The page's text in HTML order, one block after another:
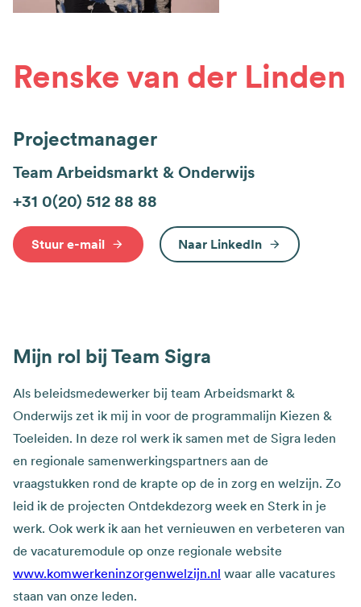
Renske van der Linden
Projectmanager
Team Arbeidsmarkt & Onderwijs
+31 0(20) 512 88 88
Stuur e-mail Naar LinkedIn
Mijn rol bij Team Sigra
Als beleidsmedewerker bij team Arbeidsmarkt &
Onderwijs zet ik mij in voor de programmalijn Kiezen &
Toeleiden. In deze rol werk ik samen met de Sigra leden
en regionale samenwerkingspartners aan de
vraagstukken rond de krapte op de in zorg en welzijn. Zo
leid ik de projecten Ontdekdezorg week en Sterk in je
werk. Ook werk ik aan het vernieuwen en verbeteren van
de vacaturemodule op onze regionale website
www.komwerkeninzorgenwelzijn.nl waar alle vacatures
staan van onze leden.